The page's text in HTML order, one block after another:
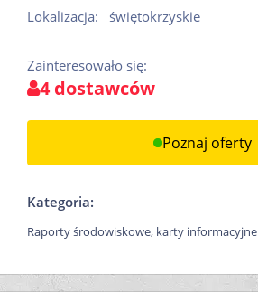
Lokalizacja: świętokrzyskie
Zainteresowało się:
4 dostawców
Poznaj oferty
Kategoria:
Raporty środowiskowe, karty informacyjne